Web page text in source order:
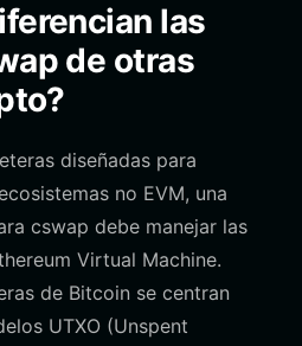
las
de otras
diseñadas para
no EVM, una
cswap debe manejar las
Virtual Machine.
de Bitcoin se centran
UTXO (Unspent